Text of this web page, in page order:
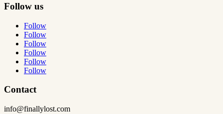
Follow us
Follow
Follow
Follow
Follow
Follow
Follow
Contact
info@finallylost.com